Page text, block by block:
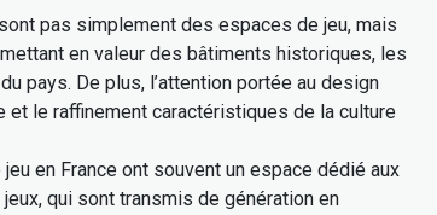
pas simplement des espaces de jeu, mais
en valeur des bâtiments historiques, les
pays. De plus, l’attention portée au design
et le raffinement caractéristiques de la culture
en France ont souvent un espace dédié aux
qui sont transmis de génération en